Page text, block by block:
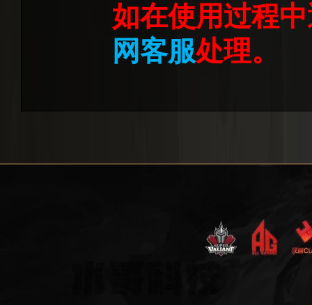
如在使用过程
网客服处理。